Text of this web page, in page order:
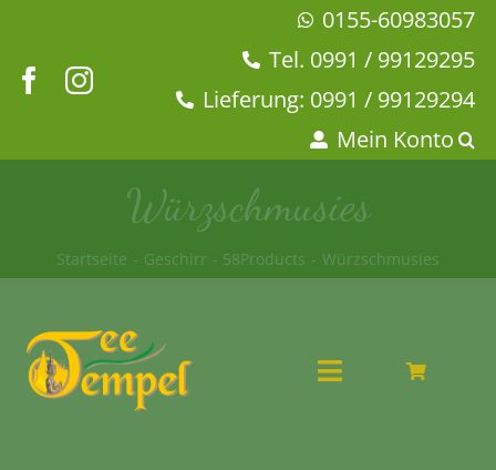
springen
0155-60983057
Tel. 0991 / 99129295
Lieferung: 0991 / 99129294
Mein Konto
Toggle
Würzschmusies
Startseite Geschirr 58Products Würzschmusies